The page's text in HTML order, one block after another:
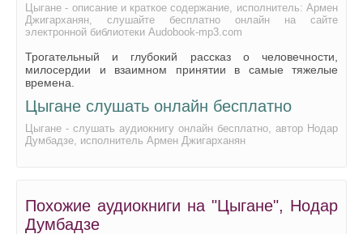
Цыгане - описание и краткое содержание, исполнитель: Армен
Джигарханян, слушайте бесплатно онлайн на сайте
электронной библиотеки Audobook-mp3.com
Трогательный и глубокий рассказ о человечности,
милосердии и взаимном принятии в самые тяжелые
времена.
Цыгане слушать онлайн бесплатно
Цыгане - слушать аудиокнигу онлайн бесплатно, автор Нодар
Думбадзе, исполнитель Армен Джигарханян
Похожие аудиокниги на "Цыгане", Нодар
Думбадзе